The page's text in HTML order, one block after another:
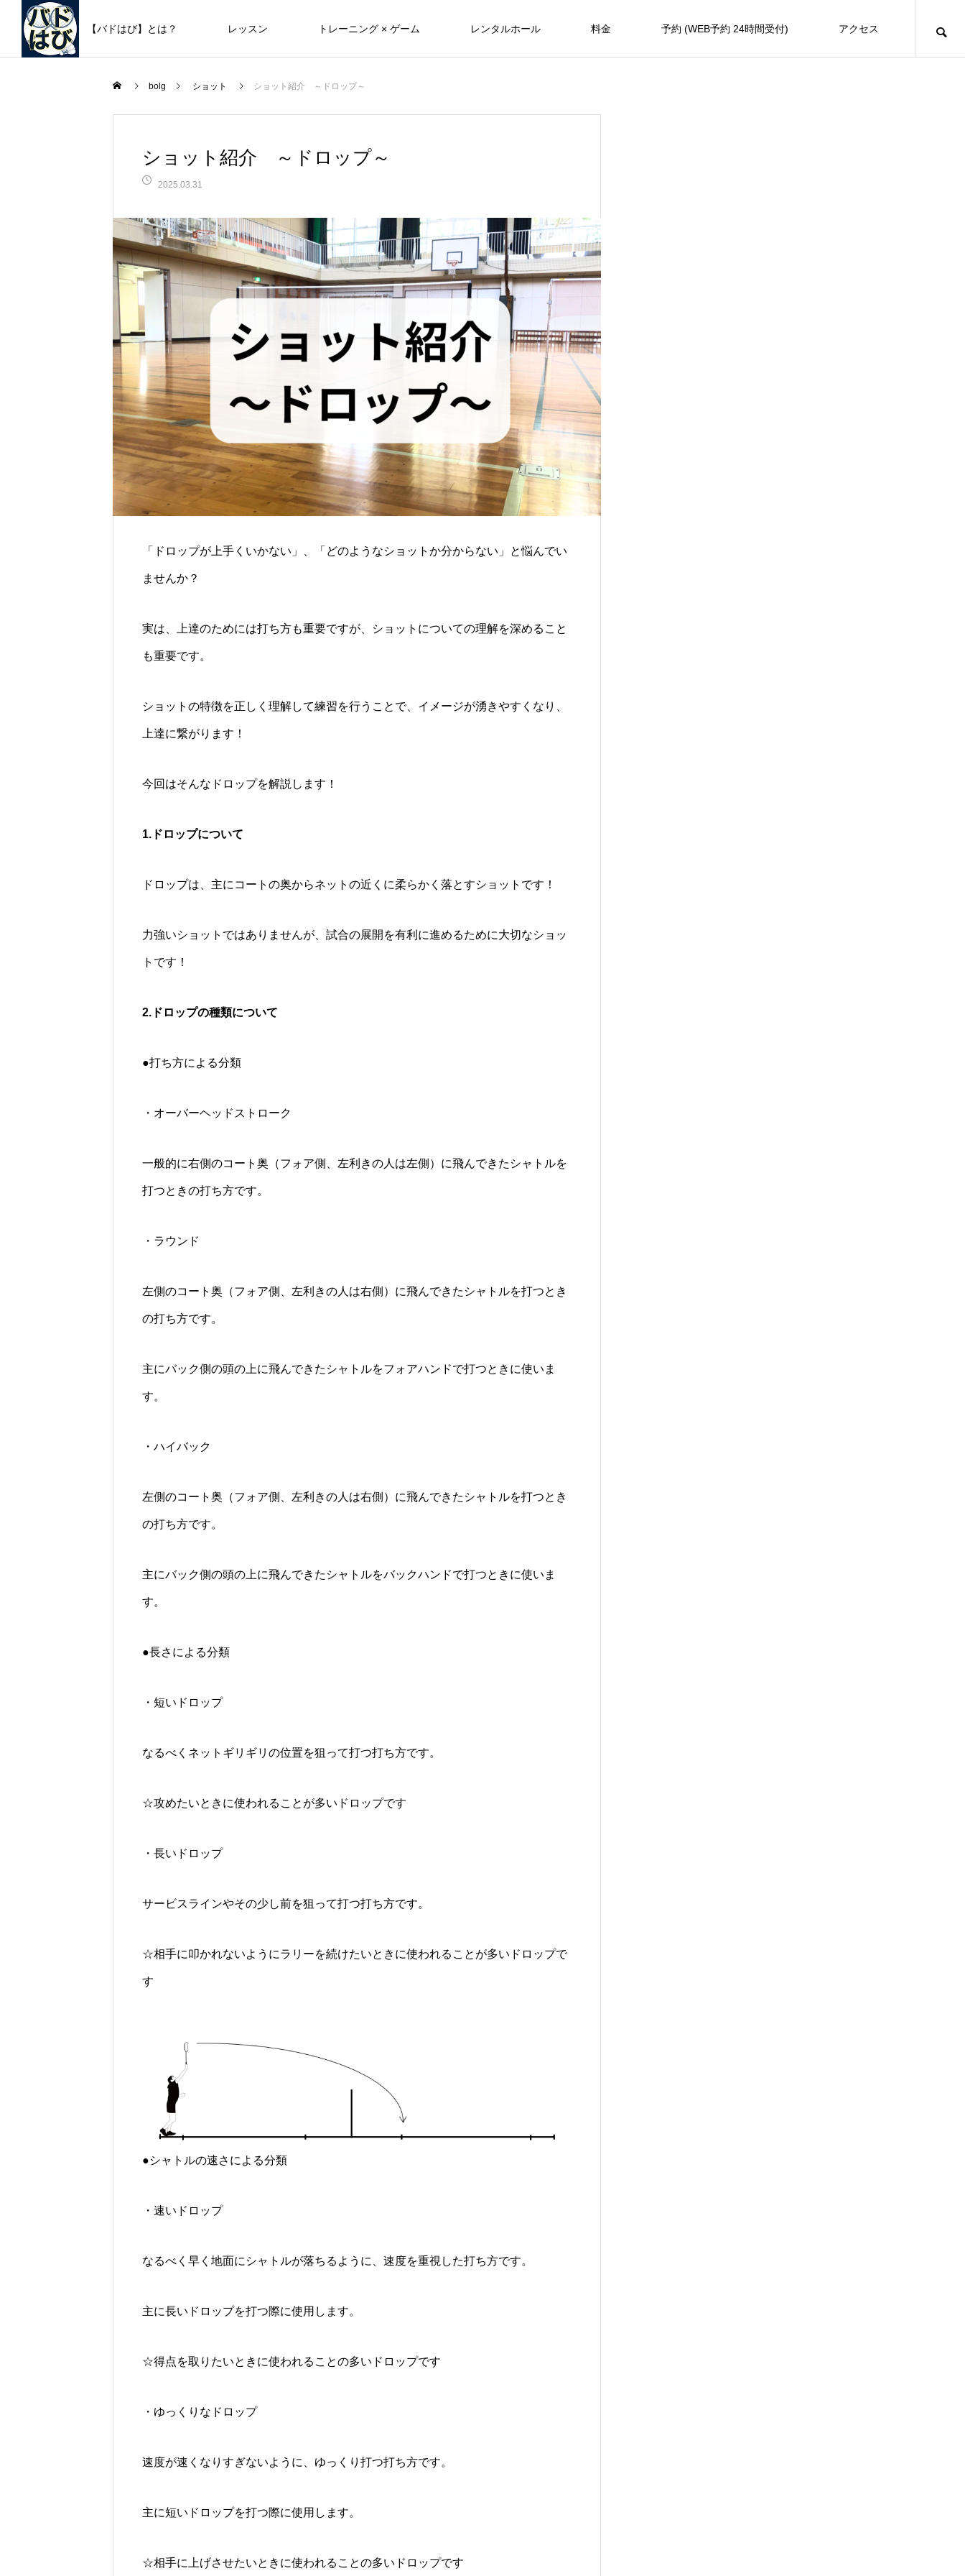
【バドはび】とは？ レッスン トレーニング × ゲーム レンタルホール 料金 予約 (WEB予約 24時間受付) アクセス
bolg ショット ショット紹介 ～ドロップ～
ショット紹介 ～ドロップ～
2025.03.31
「ドロップが上手くいかない」、「どのようなショットか分からない」と悩んでい
ませんか？
実は、上達のためには打ち方も重要ですが、ショットについての理解を深めること
も重要です。
ショットの特徴を正しく理解して練習を行うことで、イメージが湧きやすくなり、
上達に繋がります！
今回はそんなドロップを解説します！
1.ドロップについて
ドロップは、主にコートの奥からネットの近くに柔らかく落とすショットです！
力強いショットではありませんが、試合の展開を有利に進めるために大切なショッ
トです！
2.ドロップの種類について
●打ち方による分類
・オーバーヘッドストローク
一般的に右側のコート奥（フォア側、左利きの人は左側）に飛んできたシャトルを
打つときの打ち方です。
・ラウンド
左側のコート奥（フォア側、左利きの人は右側）に飛んできたシャトルを打つとき
の打ち方です。
主にバック側の頭の上に飛んできたシャトルをフォアハンドで打つときに使いま
す。
・ハイバック
左側のコート奥（フォア側、左利きの人は右側）に飛んできたシャトルを打つとき
の打ち方です。
主にバック側の頭の上に飛んできたシャトルをバックハンドで打つときに使いま
す。
●長さによる分類
・短いドロップ
なるべくネットギリギリの位置を狙って打つ打ち方です。
☆攻めたいときに使われることが多いドロップです
・長いドロップ
サービスラインやその少し前を狙って打つ打ち方です。
☆相手に叩かれないようにラリーを続けたいときに使われることが多いドロップで
す
●シャトルの速さによる分類
・速いドロップ
なるべく早く地面にシャトルが落ちるように、速度を重視した打ち方です。
主に長いドロップを打つ際に使用します。
☆得点を取りたいときに使われることの多いドロップです
・ゆっくりなドロップ
速度が速くなりすぎないように、ゆっくり打つ打ち方です。
主に短いドロップを打つ際に使用します。
☆相手に上げさせたいときに使われることの多いドロップです